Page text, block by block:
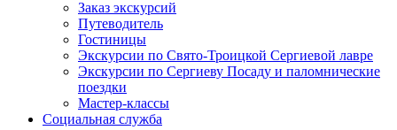
Заказ экскурсий
Путеводитель
Гостиницы
Экскурсии по Свято-Троицкой Сергиевой лавре
Экскурсии по Сергиеву Посаду и паломнические
поездки
Мастер-классы
Социальная служба